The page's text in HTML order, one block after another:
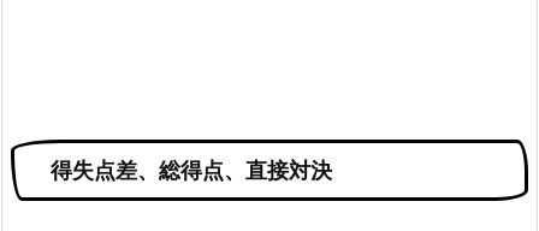
得失点差、総得点、直接対決